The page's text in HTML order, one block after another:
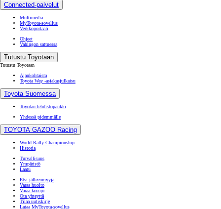
Connected-palvelut
Multimedia
MyToyota-sovellus
Verkkoportaali
Ohjeet
Vahingon sattuessa
Tutustu Toyotaan
Tutustu Toyotaan
Ajankohtaista
Toyota Way -asiakasjulkaisu
Toyota Suomessa
Toyotan lehdistöpankki
Yhdessä pidemmälle
TOYOTA GAZOO Racing
World Rally Championship
Historia
Turvallisuus
Ympäristö
Laatu
Etsi jälleenmyyjä
Varaa huolto
Varaa koeajo
Ota yhteyttä
Tilaa uutiskirje
Lataa MyToyota-sovellus